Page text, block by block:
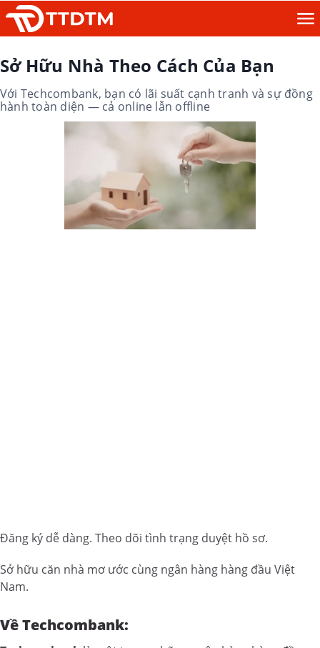
Sở Hữu Nhà Theo Cách Của Bạn
Với Techcombank, bạn có lãi suất cạnh tranh và sự đồng
hành toàn diện — cả online lẫn offline
Đăng ký dễ dàng. Theo dõi tình trạng duyệt hồ sơ.
Sở hữu căn nhà mơ ước cùng ngân hàng hàng đầu Việt
Nam.
Về Techcombank: